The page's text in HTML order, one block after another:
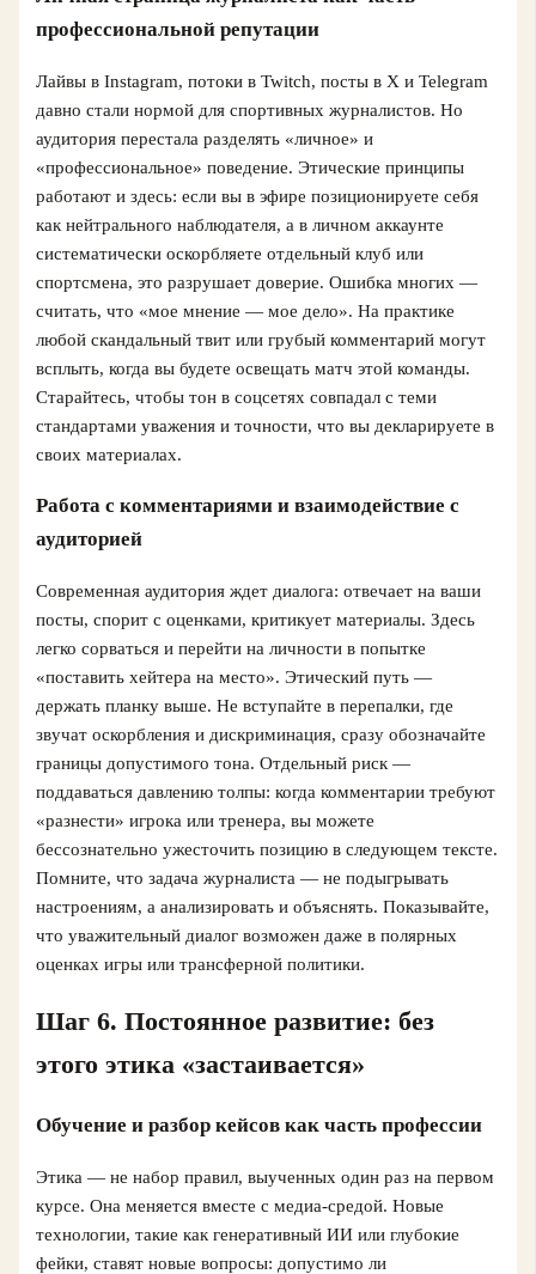
профессиональной репутации
Лайвы в Instagram, потоки в Twitch, посты в X и Telegram
давно стали нормой для спортивных журналистов. Но
аудитория перестала разделять «личное» и
«профессиональное» поведение. Этические принципы
работают и здесь: если вы в эфире позиционируете себя
как нейтрального наблюдателя, а в личном аккаунте
систематически оскорбляете отдельный клуб или
спортсмена, это разрушает доверие. Ошибка многих —
считать, что «мое мнение — мое дело». На практике
любой скандальный твит или грубый комментарий могут
всплыть, когда вы будете освещать матч этой команды.
Старайтесь, чтобы тон в соцсетях совпадал с теми
стандартами уважения и точности, что вы декларируете в
своих материалах.
Работа с комментариями и взаимодействие с
аудиторией
Современная аудитория ждет диалога: отвечает на ваши
посты, спорит с оценками, критикует материалы. Здесь
легко сорваться и перейти на личности в попытке
«поставить хейтера на место». Этический путь —
держать планку выше. Не вступайте в перепалки, где
звучат оскорбления и дискриминация, сразу обозначайте
границы допустимого тона. Отдельный риск —
поддаваться давлению толпы: когда комментарии требуют
«разнести» игрока или тренера, вы можете
бессознательно ужесточить позицию в следующем тексте.
Помните, что задача журналиста — не подыгрывать
настроениям, а анализировать и объяснять. Показывайте,
что уважительный диалог возможен даже в полярных
оценках игры или трансферной политики.
Шаг 6. Постоянное развитие: без
этого этика «застаивается»
Обучение и разбор кейсов как часть профессии
Этика — не набор правил, выученных один раз на первом
курсе. Она меняется вместе с медиа‑средой. Новые
технологии, такие как генеративный ИИ или глубокие
фейки, ставят новые вопросы: допустимо ли